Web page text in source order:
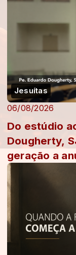
Jesuítas
06/08/2026
Do estúdio
Dougherty,
geração a
digital